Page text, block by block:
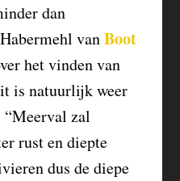
dan
vanBoot
het vinden van
is natuurlijk weer
“Meerval zal
rust en diepte
dus de diepe